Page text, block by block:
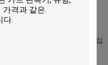
공용품 분배에 연료를 공급하십